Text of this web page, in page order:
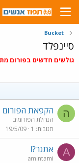
Bucket
סיינפלד
גולשים חדשים בפורום
ה הקפאת הפורום
הנהלת הפורומים
תגובות 1
19/5/09
A אתגר?!
amintami